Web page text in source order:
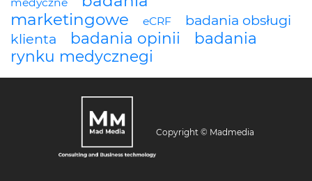
marketingowe
eCRF
badania obsługi
klienta
badania opinii
badania
rynku medycznegi
Copyright © Madmedia